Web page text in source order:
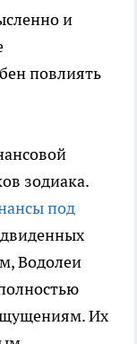
и
повлиять
зодиака.
под
Водолеи
Их